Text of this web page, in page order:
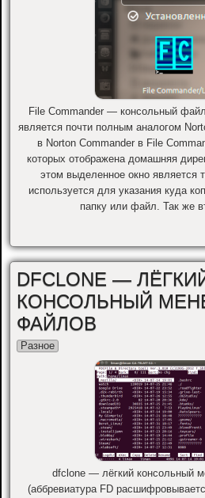
File Commander — консольный
является почти полным аналогом
в Norton Commander в File
которых отображена домашняя
этом выделенное окно является
используется для указания куда
папку или файл. Так же
DFCLONE —
КОНСОЛЬНЫЙ
ФАЙЛОВ
Разное
dfclone — лёгкий консольный
(аббревиатура FD